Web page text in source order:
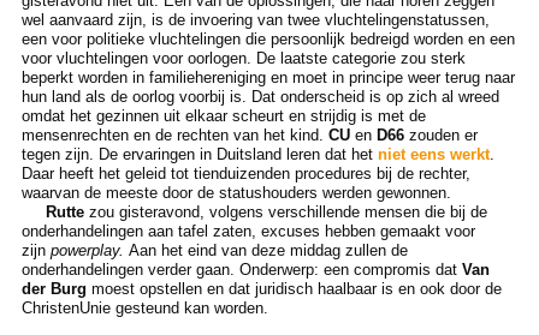
wel aanvaard zijn, is de invoering van twee vluchtelingenstatussen,
een voor politieke vluchtelingen die persoonlijk bedreigd worden en een
voor vluchtelingen voor oorlogen. De laatste categorie zou sterk
beperkt worden in familiehereniging en moet in principe weer terug naar
hun land als de oorlog voorbij is. Dat onderscheid is op zich al wreed
omdat het gezinnen uit elkaar scheurt en strijdig is met de
mensenrechten en de rechten van het kind. CUen D66zouden er
tegen zijn. De ervaringen in Duitsland leren dat het niet eens werkt.
Daar heeft het geleid tot tienduizenden procedures bij de rechter,
waarvan de meeste door de statushouders werden gewonnen.
Ruttezou gisteravond, volgens verschillende mensen die bij de
onderhandelingen aan tafel zaten, excuses hebben gemaakt voor
zijn powerplay. Aan het eind van deze middag zullen de
onderhandelingen verder gaan. Onderwerp: een compromis dat Van
der Burg moest opstellen en dat juridisch haalbaar is en ook door de
ChristenUnie gesteund kan worden.